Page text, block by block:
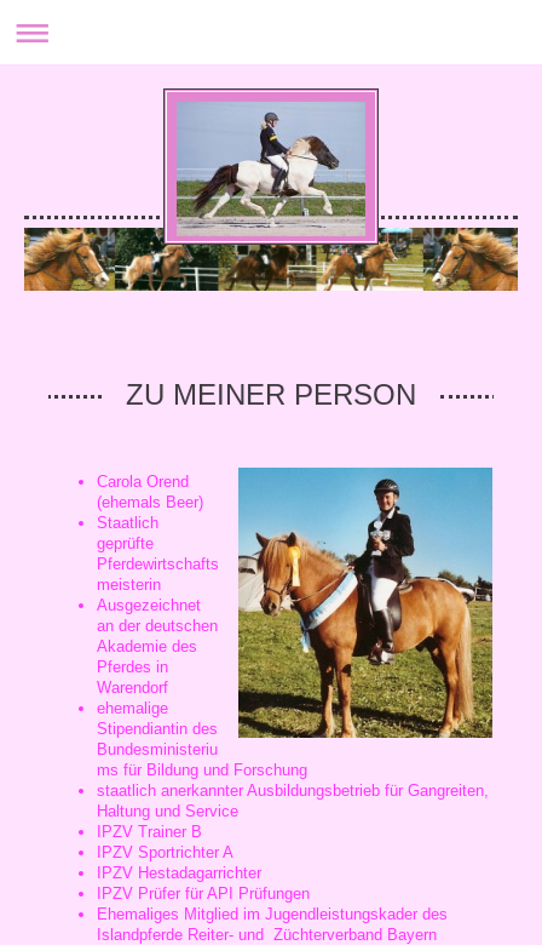
ZU MEINER PERSON
Carola Orend
(ehemals Beer)
Staatlich
geprüfte
Pferdewirtschafts
meisterin
Ausgezeichnet
an der deutschen
Akademie des
Pferdes in
Warendorf
ehemalige
Stipendiantin des
Bundesministeriu
ms für Bildung und Forschung
staatlich anerkannter Ausbildungsbetrieb für Gangreiten,
Haltung und Service
IPZV Trainer B
IPZV Sportrichter A
IPZV Hestadagarrichter
IPZV Prüfer für API Prüfungen
Ehemaliges Mitglied im Jugendleistungskader des
Islandpferde Reiter- und Züchterverband Bayern